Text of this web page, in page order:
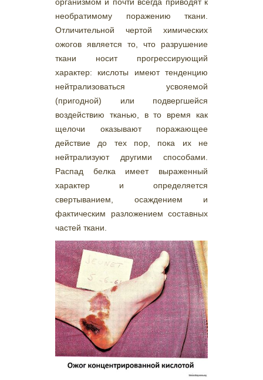
необратимому поражению ткани.
Отличительной чертой химических
ожогов является то, что разрушение
ткани носит прогрессирующий
характер: кислоты имеют тенденцию
нейтрализоваться усвояемой
(пригодной) или подвергшейся
воздействию тканью, в то время как
щелочи оказывают поражающее
действие до тех пор, пока их не
нейтрализуют другими способами.
Распад белка имеет выраженный
характер и определяется
свертыванием, осаждением и
фактическим разложением составных
частей ткани.